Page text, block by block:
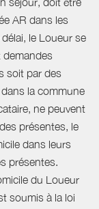
AR dans les
le Loueur se
demandes
soit par des
la commune
ne peuvent
présentes, le
dans leurs
présentes.
du Loueur
soumis à la loi